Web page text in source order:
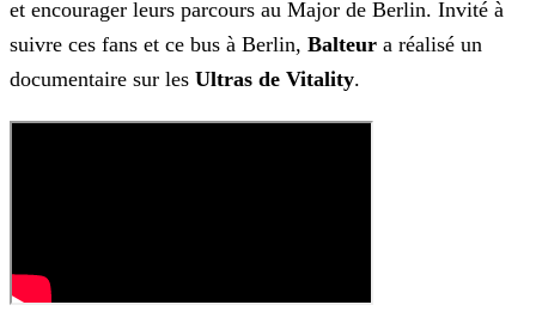
et encourager leurs parcours au Major de Berlin. Invité à
suivre ces fans et ce bus à Berlin, Balteur a réalisé un
documentaire sur les Ultras de Vitality.